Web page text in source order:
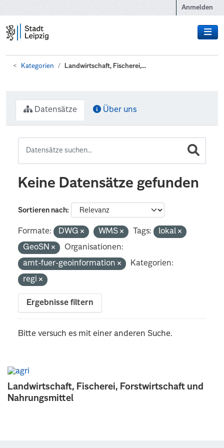
Anmelden
Kategorien Landwirtschaft, Fischerei,...
Landwirtschaft, Fischerei, Forstwirtschaft und
Nahrungsmittel
Datensätze Über uns
Keine Datensätze gefunden
Sortieren nach
Formate: DWG WMS Tags:
lokal
GeoSN
Organisationen:
amt-fuer-geoinformation
Kategorien:
regi
Ergebnisse filtern
Bitte versuch es mit einer anderen Suche.